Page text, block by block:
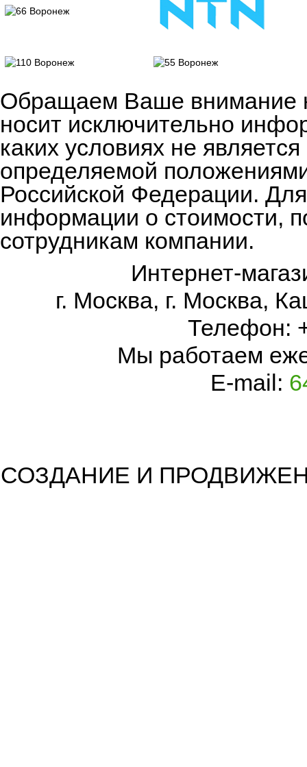
Обращаем Ваше внимание
носит исключительно
каких условиях не
определяемой
Российской Федерации.
информации о стоимости,
сотрудникам компании.
Интернет-
г. Москва, г. Москва,
Телефон:
Мы работаем
E-mail:
СОЗДАНИЕ И